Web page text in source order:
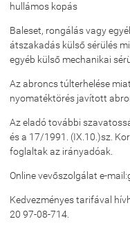
hullámos kopás
Baleset, rongálás vagy
átszakadás külső sérülés
egyéb külső mechanikai
Az abroncs túlterhelése
nyomatéktörés javított
Az eladó további
és a 17/1991. (IX.10.)sz.
foglaltak az irányadóak.
Online vevőszolgálat e-
Kedvezményes tarifával
20 97-08-714.